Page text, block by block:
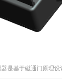
是基于磁通门原理